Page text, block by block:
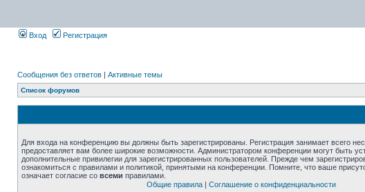
Вход Регистрация
Сообщения без ответов | Активные темы
Список форумов
Для входа на конференцию вы должны быть зарегистрированы. Регистрация занимает всего
предоставляет вам более широкие возможности. Администратором конференции могут быть
дополнительные привилегии для зарегистрированных пользователей. Прежде чем
ознакомиться с правилами и политикой, принятыми на конференции. Помните, что ваше
означает согласие со всеми правилами.
Общие правила| Соглашение о конфиденциальности